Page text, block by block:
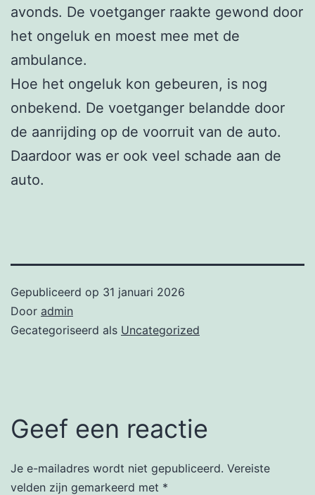
avonds. De voetganger raakte gewond door
het ongeluk en moest mee met de
ambulance.
Hoe het ongeluk kon gebeuren, is nog
onbekend. De voetganger belandde door
de aanrijding op de voorruit van de auto.
Daardoor was er ook veel schade aan de
auto.
Gepubliceerd op 31 januari 2026
Door admin
Gecategoriseerd als Uncategorized
Geef een reactie
Je e-mailadres wordt niet gepubliceerd. Vereiste
velden zijn gemarkeerd met *